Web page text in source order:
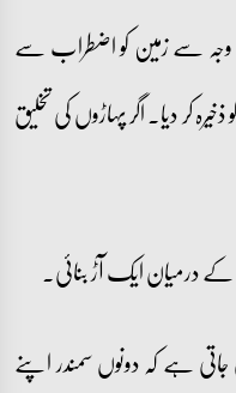
وجہ سے زمین کو اضطراب سے
کر دیا۔ اگر پہاڑوں کی تخلیق
درمیان ایک آڑ بنائی۔
ہے کہ دونوں سمندر اپنے